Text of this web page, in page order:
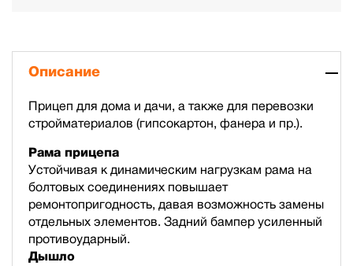
Описание
Прицеп для дома и дачи, а также для перевозки
стройматериалов (гипсокартон, фанера и пр.).
Рама прицепа
Устойчивая к динамическим нагрузкам рама на
болтовых соединениях повышает
ремонтопригодность, давая возможность замены
отдельных элементов. Задний бампер усиленный
противоударный.
Дышло